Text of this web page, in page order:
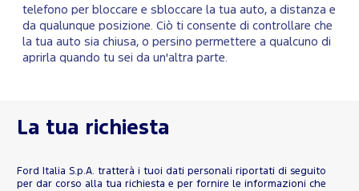
telefono per bloccare e sbloccare la tua auto, a distanza e
da qualunque posizione. Ciò ti consente di controllare che
la tua auto sia chiusa, o persino permettere a qualcuno di
aprirla quando tu sei da un'altra parte.
La tua richiesta
Ford Italia S.p.A. tratterà i tuoi dati personali riportati di seguito
per dar corso alla tua richiesta e per fornire le informazioni che